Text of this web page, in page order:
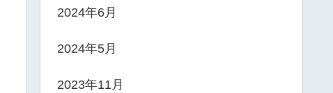
2024年6月
2024年5月
2023年11月